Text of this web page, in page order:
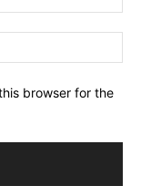
browser for the